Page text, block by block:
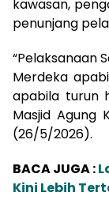
kawasan,
penunjang
“Pelaksanaan
Merdeka
apabila turun
Masjid Agung
(26/5/2026).
BACA JUGA :
Kini Lebih